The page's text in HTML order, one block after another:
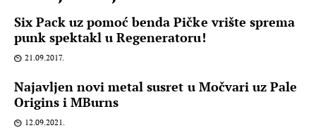
Six Pack uz pomoć benda Pičke vrište sprema
punk spektakl u Regeneratoru!
21.09.2017.
Najavljen novi metal susret u Močvari uz Pale
Origins i MBurns
12.09.2021.